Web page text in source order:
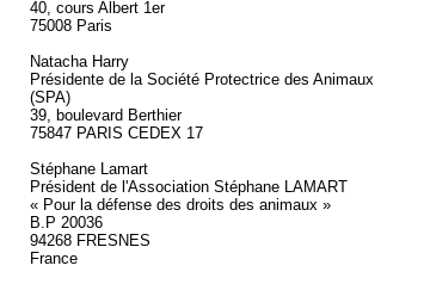
40, cours Albert 1er
75008 Paris
Natacha Harry
Présidente de la Société Protectrice des Animaux
(SPA)
39, boulevard Berthier
75847 PARIS CEDEX 17
Stéphane Lamart
Président de l'Association Stéphane LAMART
« Pour la défense des droits des animaux »
B.P 20036
94268 FRESNES
France